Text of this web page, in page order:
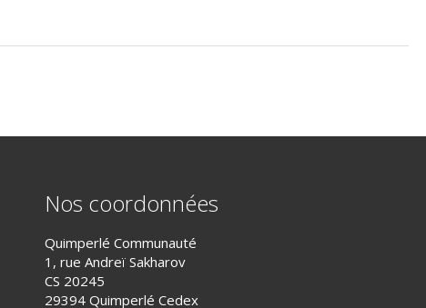
Nos coordonnées
Quimperlé Communauté
1, rue Andreï Sakharov
CS 20245
29394 Quimperlé Cedex